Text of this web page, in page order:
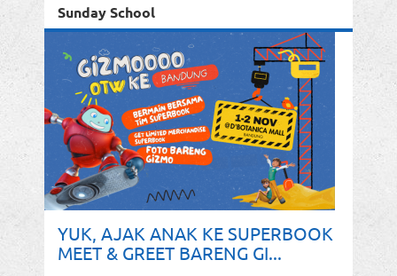
Sunday School
YUK, AJAK ANAK KE SUPERBOOK
MEET & GREET BARENG GI...